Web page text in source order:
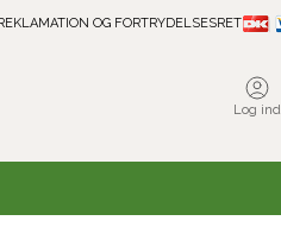
OG FORTRYDELSESRET
Log ind